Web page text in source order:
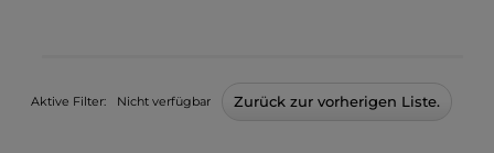
Aktive Filter: Nicht verfügbar Zurück zur vorherigen Liste.